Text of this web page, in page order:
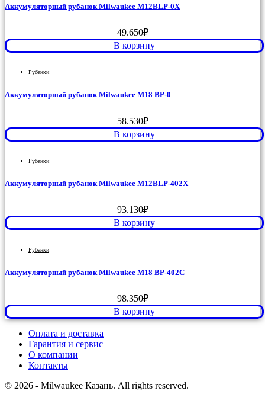
Аккумуляторный рубанок Milwaukee M12BLP-0X
49.650₽
В корзину
Рубанки
Аккумуляторный рубанок Milwaukee M18 BP-0
58.530₽
В корзину
Рубанки
Аккумуляторный рубанок Milwaukee M12BLP-402X
93.130₽
В корзину
Рубанки
Аккумуляторный рубанок Milwaukee M18 BP-402C
98.350₽
В корзину
Оплата и доставка
Гарантия и сервис
О компании
Контакты
© 2026 - Milwaukee Казань. All rights reserved.